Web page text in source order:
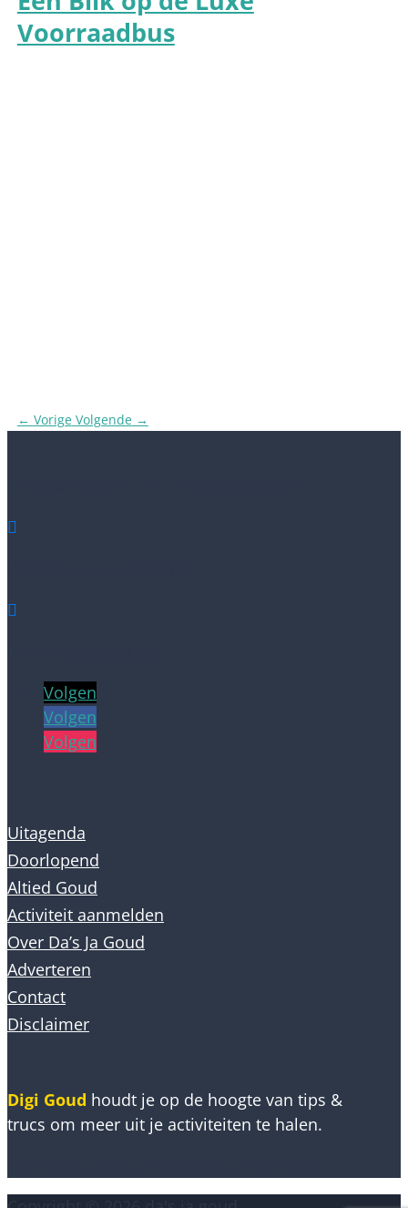
Voorraadbus
← Vorige Volgende→


Volgen
Volgen
Volgen
Uitagenda
Doorlopend
Altied Goud
Activiteit aanmelden
Over Da’s Ja Goud
Adverteren
Contact
Disclaimer
Digi Goud houdt je op de hoogte van tips &
trucs om meer uit je activiteiten te halen.